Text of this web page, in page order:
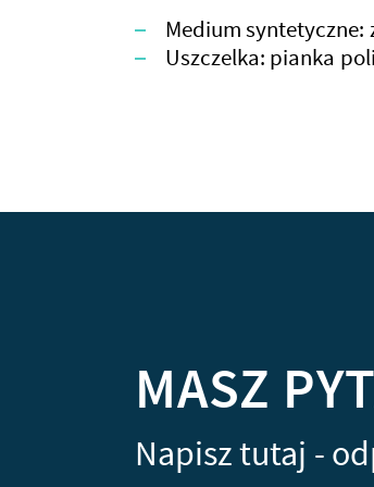
Medium
Uszczelka: pianka
MASZ
Napisz tutaj -